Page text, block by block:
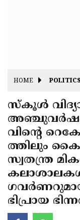
J&K
State
Assembly
Elections
Haryana
State
Assembly
Elections
Diwali
Christmas
New-
Year
Republic
Day
Delhi
HOME
സ്‌കൂള്‍
അഞ്ചുവര്‍ഷം
വിന്റെ
ത്തിലും
സ്വതന്ത്ര
ഭിപ്രായ